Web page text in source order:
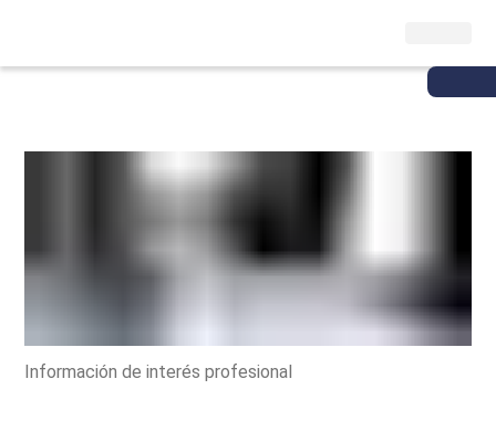
Información de interés profesional